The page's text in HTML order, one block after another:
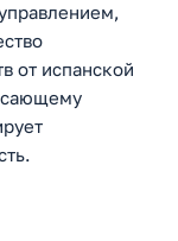
от испанской